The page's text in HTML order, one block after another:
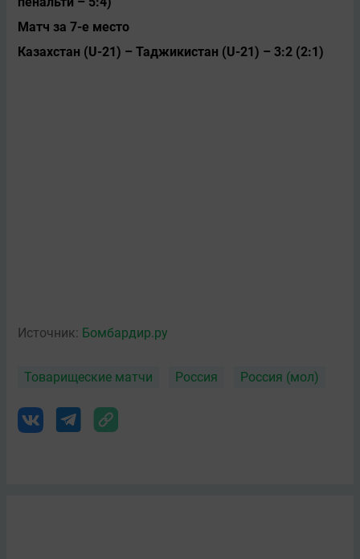
Матч за 7-е место
Казахстан (U-21) – Таджикистан (U-21) – 3:2 (2:1)
Источник: Бомбардир.ру
Товарищеские матчи Россия Россия (мол)